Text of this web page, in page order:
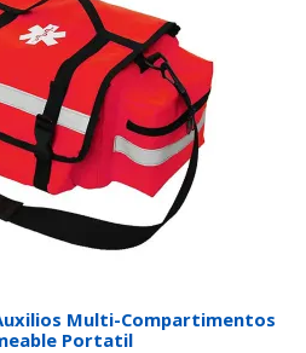
Multi-Compartimentos
Portatil